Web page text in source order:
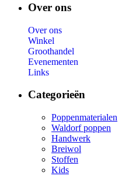
Over ons
Over ons
Winkel
Groothandel
Evenementen
Links
Categorieën
Poppenmaterialen
Waldorf poppen
Handwerk
Breiwol
Stoffen
Kids